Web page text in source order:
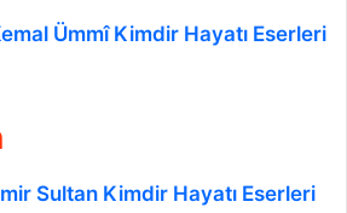
Ümmî Kimdir Hayatı Eserleri
Sultan Kimdir Hayatı Eserleri